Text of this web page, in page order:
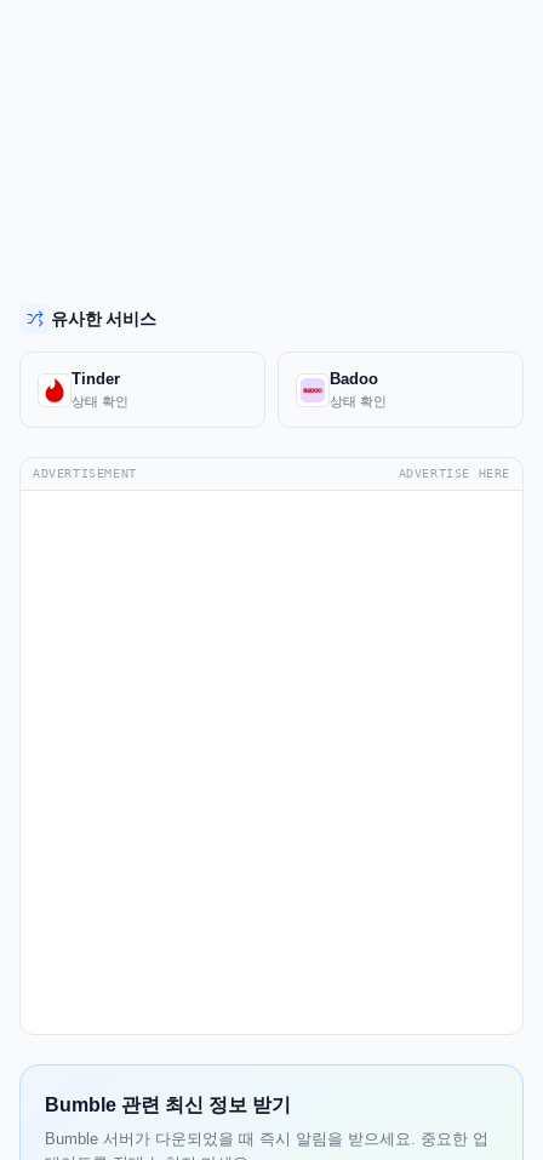
유사한 서비스
Tinder
상태 확인
Badoo
상태 확인
ADVERTISEMENT ADVERTISE HERE
Bumble 관련 최신 정보 받기
Bumble 서버가 다운되었을 때 즉시 알림을 받으세요. 중요한 업